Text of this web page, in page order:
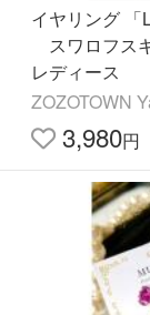
イヤリング
スワロフス
レディース
ZOZOTOWN
3,980円